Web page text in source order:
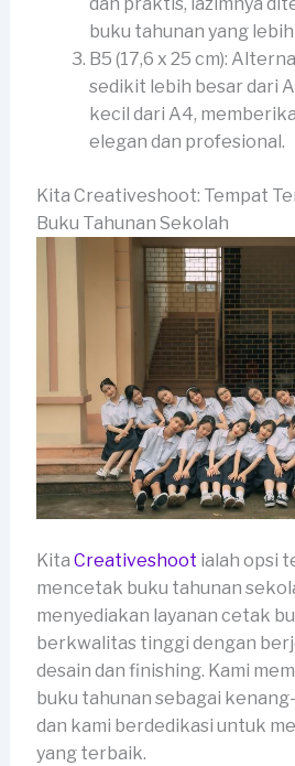
dan praktis, lazimnya
buku tahunan yang
B5 (17,6 x 25 cm):
sedikit lebih besar dari
kecil dari A4,
elegan dan profesional.
Kita Creativeshoot: Tempat
Buku Tahunan Sekolah
Kita Creativeshoot ialah opsi
mencetak buku tahunan
menyediakan layanan cetak
berkwalitas tinggi dengan
desain dan finishing. Kami
buku tahunan sebagai
dan kami berdedikasi untuk
yang terbaik.